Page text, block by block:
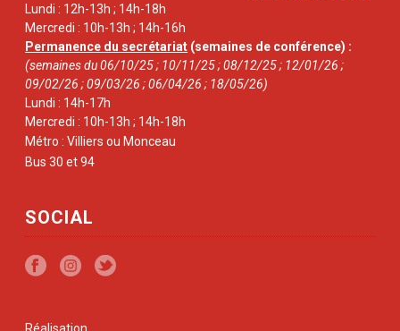
Lundi : 12h-13h ; 14h-18h
Mercredi : 10h-13h ; 14h-16h
Permanence du secrétariat (semaines de conférence) :
(semaines du 06/10/25 ; 10/11/25 ; 08/12/25 ; 12/01/26 ;
09/02/26 ; 09/03/26 ; 06/04/26 ; 18/05/26)
Lundi : 14h-17h
Mercredi : 10h-13h ; 14h-18h
Métro : Villiers ou Monceau
Bus 30 et 94
SOCIAL